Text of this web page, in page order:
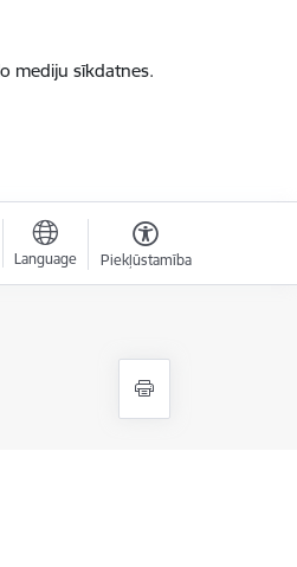
mediju sīkdatnes.
Language Piekļūstamība